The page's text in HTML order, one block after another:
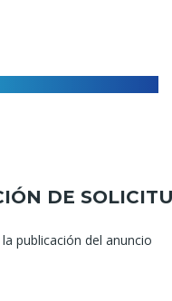
DE
publicación del anuncio